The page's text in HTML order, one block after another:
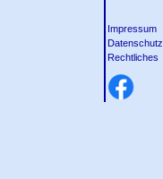
Impressum
Datenschutz
Rechtliches